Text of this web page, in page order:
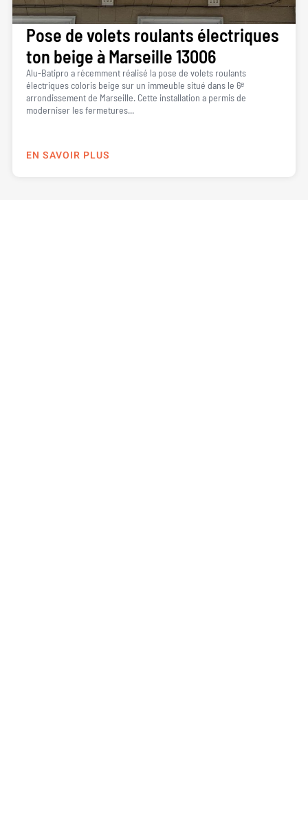
Pose de volets roulants électriques
ton beige à Marseille 13006
Alu-Batipro a récemment réalisé la pose de volets roulants
électriques coloris beige sur un immeuble situé dans le 6ᵉ
arrondissement de Marseille. Cette installation a permis de
moderniser les fermetures...
EN SAVOIR PLUS